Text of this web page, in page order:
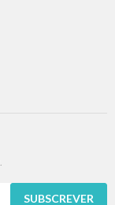
SUBSCREVER